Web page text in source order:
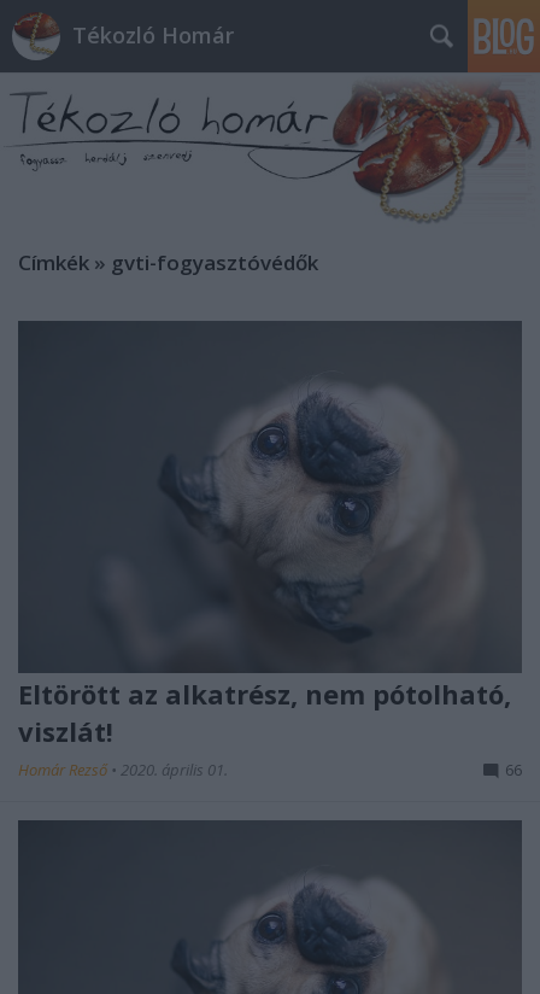
Tékozló Homár
Címkék » gvti-fogyasztóvédők
Eltörött az alkatrész, nem pótolható,
viszlát!
Homár Rezső • 2020. április 01. 66